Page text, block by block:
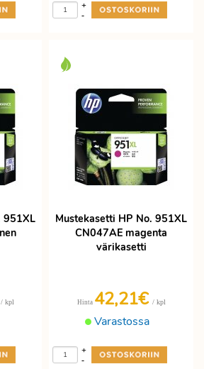
-
+
951XL
/ kpl
Mustekasetti HP No. 951XL
CN047AE magenta
värikasetti
Varastossa
Hinta 42,21€ / kpl
-
+